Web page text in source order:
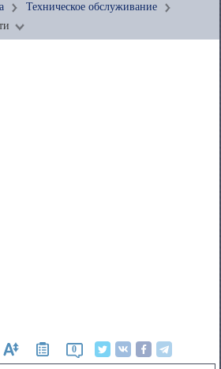
Техническое обслуживание
0